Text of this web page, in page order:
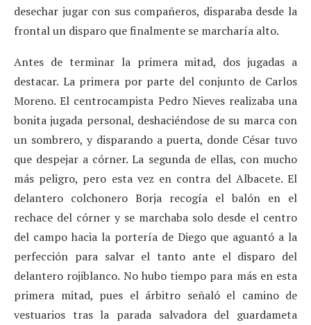
desechar jugar con sus compañeros, disparaba desde la
frontal un disparo que finalmente se marcharía alto.
Antes de terminar la primera mitad, dos jugadas a
destacar. La primera por parte del conjunto de Carlos
Moreno. El centrocampista Pedro Nieves realizaba una
bonita jugada personal, deshaciéndose de su marca con
un sombrero, y disparando a puerta, donde César tuvo
que despejar a córner. La segunda de ellas, con mucho
más peligro, pero esta vez en contra del Albacete. El
delantero colchonero Borja recogía el balón en el
rechace del córner y se marchaba solo desde el centro
del campo hacia la portería de Diego que aguantó a la
perfección para salvar el tanto ante el disparo del
delantero rojiblanco. No hubo tiempo para más en esta
primera mitad, pues el árbitro señaló el camino de
vestuarios tras la parada salvadora del guardameta